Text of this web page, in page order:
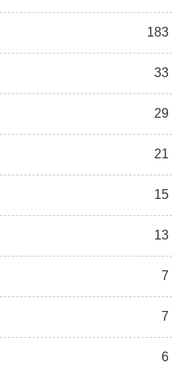
183
33
29
21
15
13
7
7
6